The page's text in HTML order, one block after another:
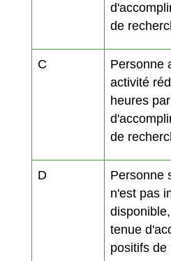
de
C
Personne
activité
heures
de
D
Personne
n'est pas
tenue
positifs de